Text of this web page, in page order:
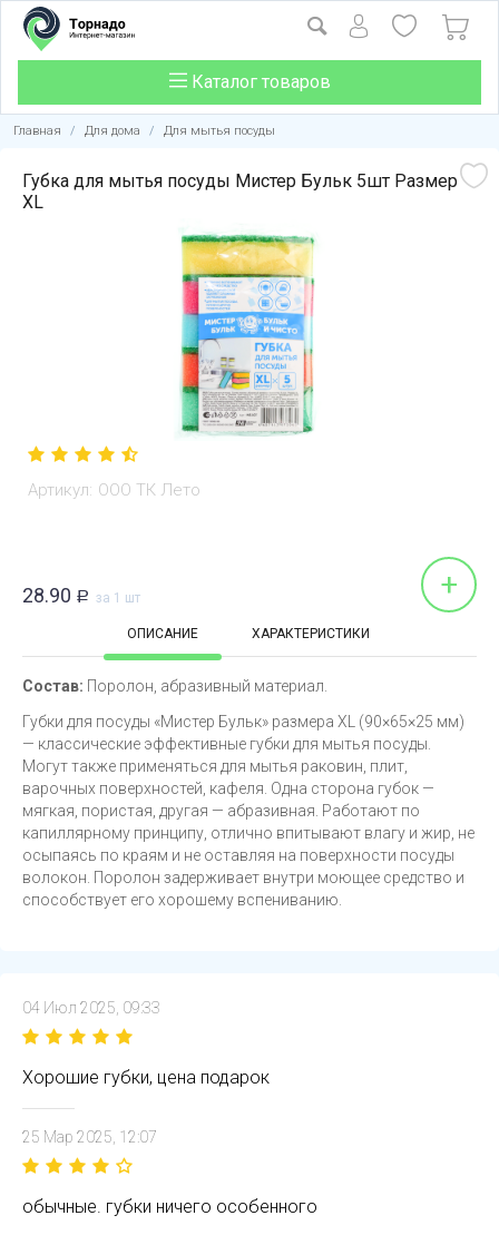
Каталог товаров
Главная / Для дома / Для мытья посуды
Губка для мытья посуды Мистер Бульк 5шт Размер
XL
Артикул: ООО ТК Лето
28.90 Р за 1 шт +
ОПИСАНИЕ ХАРАКТЕРИСТИКИ
Состав: Поролон, абразивный материал.
Губки для посуды «Мистер Бульк» размера XL (90×65×25 мм)
— классические эффективные губки для мытья посуды.
Могут также применяться для мытья раковин, плит,
варочных поверхностей, кафеля. Одна сторона губок —
мягкая, пористая, другая — абразивная. Работают по
капиллярному принципу, отлично впитывают влагу и жир, не
осыпаясь по краям и не оставляя на поверхности посуды
волокон. Поролон задерживает внутри моющее средство и
способствует его хорошему вспениванию.
04 Июл 2025, 09:33
Хорошие губки, цена подарок
25 Мар 2025, 12:07
обычные. губки ничего особенного